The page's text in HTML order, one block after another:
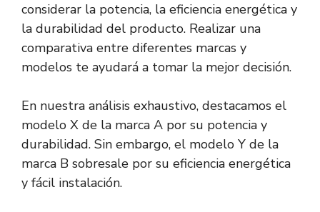
considerar la potencia, la eficiencia energética y
la durabilidad del producto. Realizar una
comparativa entre diferentes marcas y
modelos te ayudará a tomar la mejor decisión.
En nuestra análisis exhaustivo, destacamos el
modelo X de la marca A por su potencia y
durabilidad. Sin embargo, el modelo Y de la
marca B sobresale por su eficiencia energética
y fácil instalación.